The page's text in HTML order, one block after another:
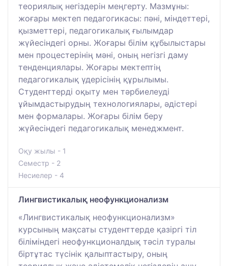
теориялық негіздерін меңгерту. Мазмұны:
жоғары мектеп педагогикасы: пәні, міндеттері,
қызметтері, педагогикалық ғылымдар
жүйесіндегі орны. Жоғары білім құбылыстары
мен процестерінің мәні, оның негізгі даму
тенденциялары. Жоғары мектептің
педагогикалық үдерісінің құрылымы.
Студенттерді оқыту мен тәрбиелеуді
ұйымдастырудың технологиялары, әдістері
мен формалары. Жоғары білім беру
жүйесіндегі педагогикалық менеджмент.
Оқу жылы - 1
Семестр - 2
Несиелер - 4
Лингвистикалық неофункционализм
«Лингвистикалық неофункционализм»
курсының мақсаты студенттерде қазіргі тіл
біліміндегі неофункционалдық тәсіл туралы
біртұтас түсінік қалыптастыру, оның